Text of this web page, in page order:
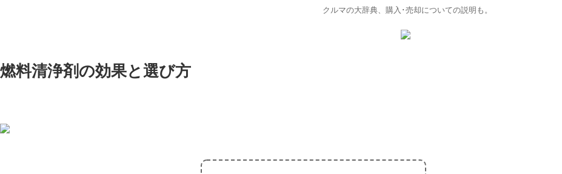
クルマの大辞典、購入･売却についての説明も。
燃料清浄剤の効果と選び方